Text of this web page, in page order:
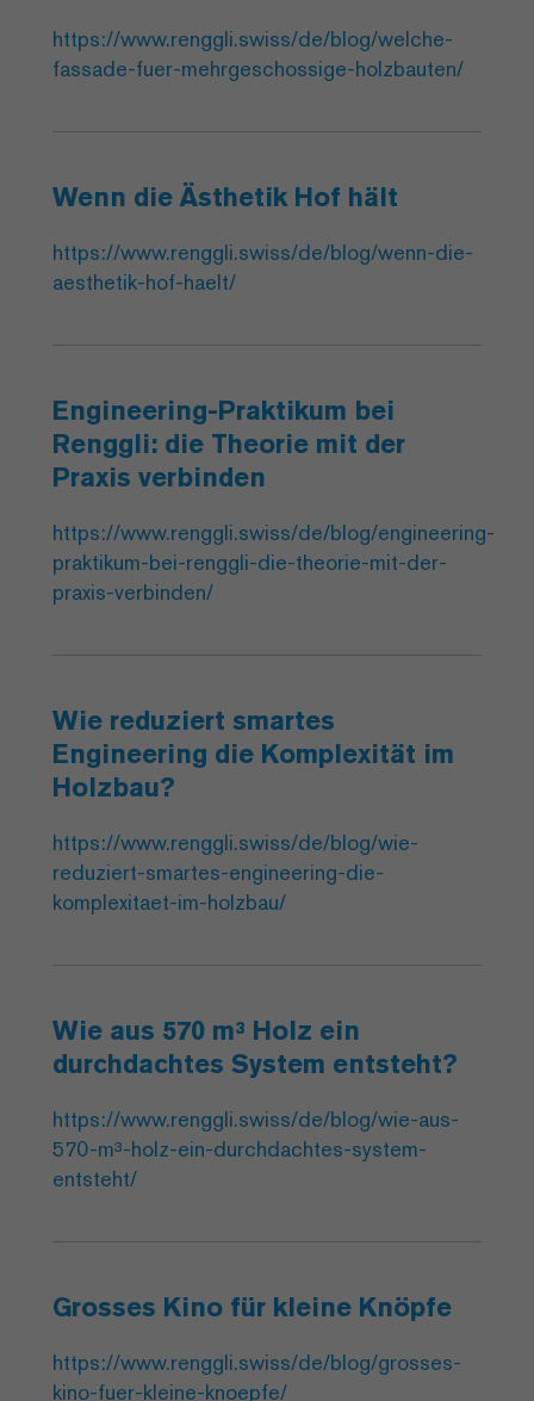
https://www.renggli.swiss/de/blog/welche-
fassade-fuer-mehrgeschossige-holzbauten/
Wenn die Ästhetik Hof hält
https://www.renggli.swiss/de/blog/wenn-die-
aesthetik-hof-haelt/
Engineering-Praktikum bei
Renggli: die Theorie mit der
Praxis verbinden
https://www.renggli.swiss/de/blog/engineering-
praktikum-bei-renggli-die-theorie-mit-der-
praxis-verbinden/
Wie reduziert smartes
Engineering die Komplexität im
Holzbau?
https://www.renggli.swiss/de/blog/wie-
reduziert-smartes-engineering-die-
komplexitaet-im-holzbau/
Wie aus 570 m³ Holz ein
durchdachtes System entsteht?
https://www.renggli.swiss/de/blog/wie-aus-
570-m³-holz-ein-durchdachtes-system-
entsteht/
Grosses Kino für kleine Knöpfe
https://www.renggli.swiss/de/blog/grosses-
kino-fuer-kleine-knoepfe/